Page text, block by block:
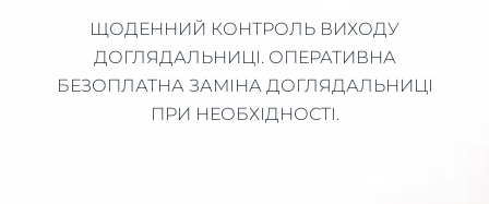
ЩОДЕННИЙ КОНТРОЛЬ ВИХОДУ
ДОГЛЯДАЛЬНИЦІ. ОПЕРАТИВНА
БЕЗОПЛАТНА ЗАМІНА ДОГЛЯДАЛЬНИЦІ
ПРИ НЕОБХІДНОСТІ.